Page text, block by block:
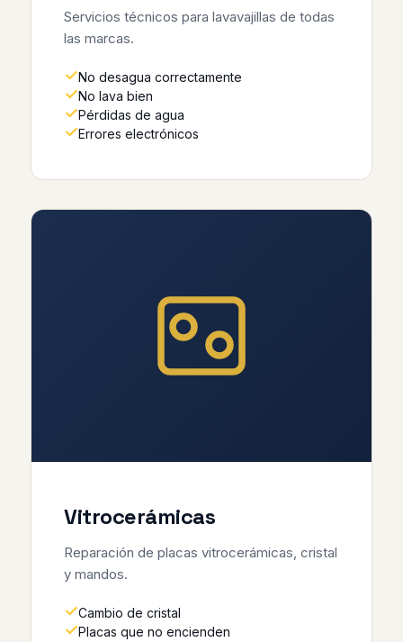
Servicios técnicos para lavavajillas de todas
las marcas.
No desagua correctamente
No lava bien
Pérdidas de agua
Errores electrónicos
Vitrocerámicas
Reparación de placas vitrocerámicas, cristal
y mandos.
Cambio de cristal
Placas que no encienden